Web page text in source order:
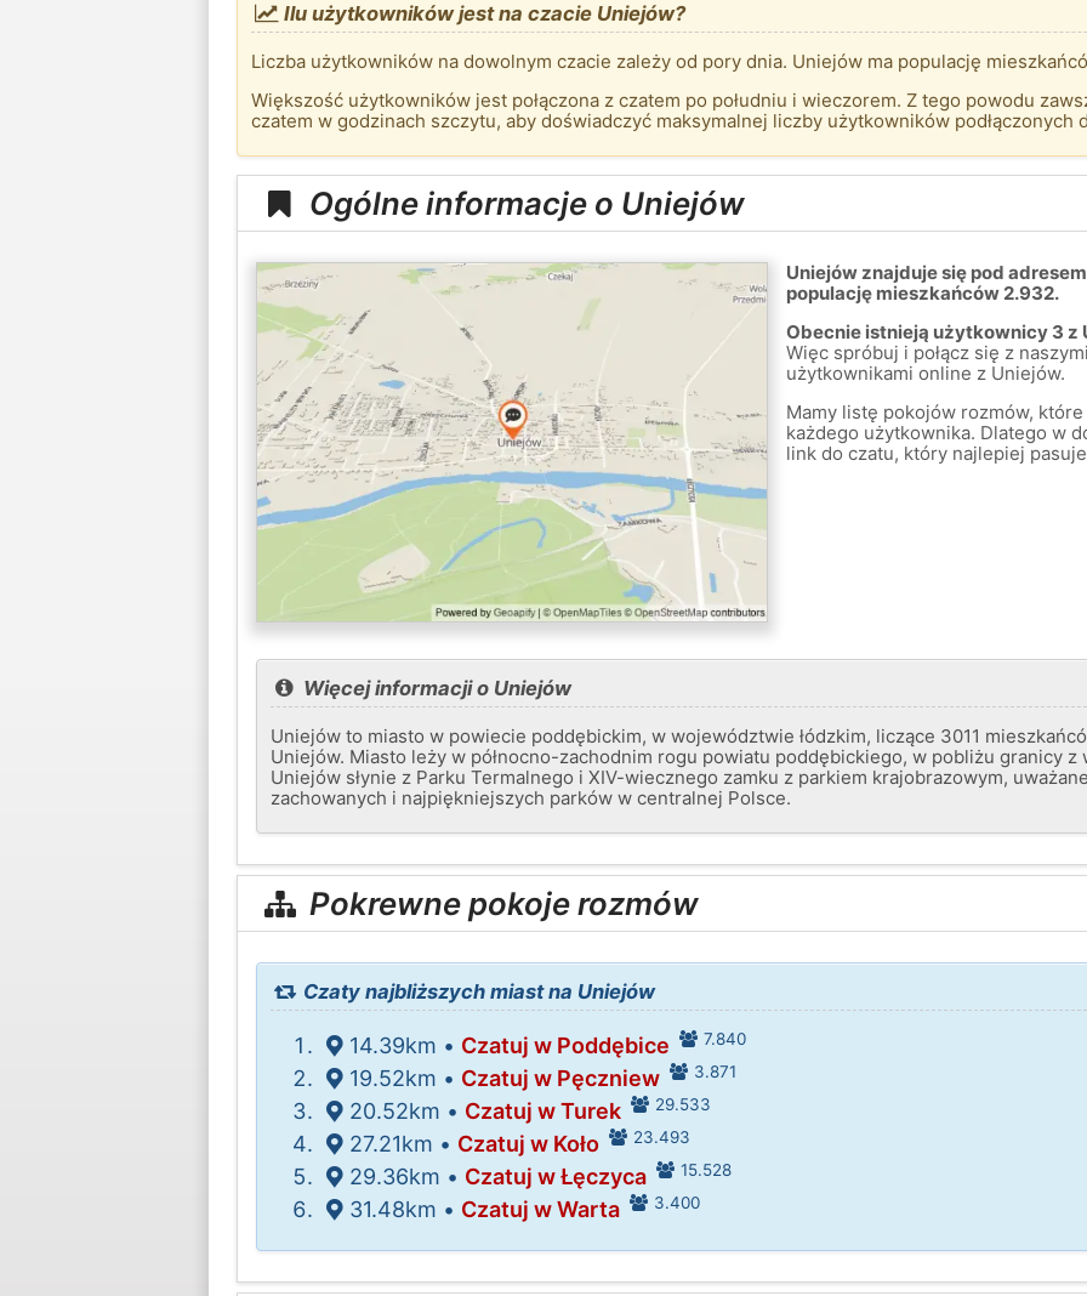
Ilu użytkowników jest na czacie Uniejów?
Liczba użytkowników na dowolnym czacie zależy od pory dnia. Uniejów ma populację
Większość użytkowników jest połączona z czatem po południu i wieczorem. Z tego powodu
czatem w godzinach szczytu, aby doświadczyć maksymalnej liczby użytkowników podłączonych
Ogólne informacje o Uniejów
Uniejów znajduje się pod
populację mieszkańców 2.932.
Obecnie istnieją użytkownicy 3 z
Więc spróbuj i połącz się z
użytkownikami online z Uniejów.
Mamy listę pokojów rozmów,
każdego użytkownika. Dlatego w
link do czatu, który najlepiej
Więcej informacji o Uniejów
Uniejów to miasto w powiecie poddębickim, w województwie łódzkim, liczące 3011
Uniejów. Miasto leży w północno-zachodnim rogu powiatu poddębickiego, w pobliżu granicy
Uniejów słynie z Parku Termalnego i XIV-wiecznego zamku z parkiem krajobrazowym,
zachowanych i najpiękniejszych parków w centralnej Polsce.
Pokrewne pokoje rozmów
Czaty najbliższych miast na Uniejów
14.39km • Czatuj w Poddębice 7.840
19.52km • Czatuj w Pęczniew 3.871
20.52km • Czatuj w Turek 29.533
27.21km • Czatuj w Koło 23.493
29.36km • Czatuj w Łęczyca 15.528
31.48km • Czatuj w Warta 3.400